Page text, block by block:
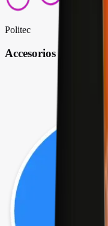
Politec
Accesorios